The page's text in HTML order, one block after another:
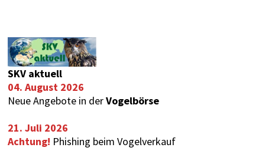
SKV aktuell
04. August 2026
Neue Angebote in derVogelbörse
21. Juli 2026
Achtung! Phishing beim Vogelverkauf